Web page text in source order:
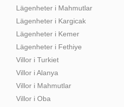
Lägenheter i Mahmutlar
Lägenheter i Kargicak
Lägenheter i Kemer
Lägenheter i Fethiye
Villor i Turkiet
Villor i Alanya
Villor i Mahmutlar
Villor i Oba